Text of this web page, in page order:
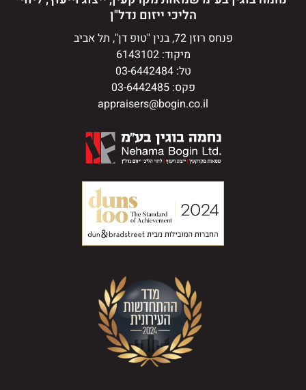
הליכי ייזום נדל"ן
פנחס רוזן 72, בנין "טופ דן", תל אביב
מיקוד: 6143102
טל: 03-6442484
פקס: 03-6442485
appraisers@bogin.co.il